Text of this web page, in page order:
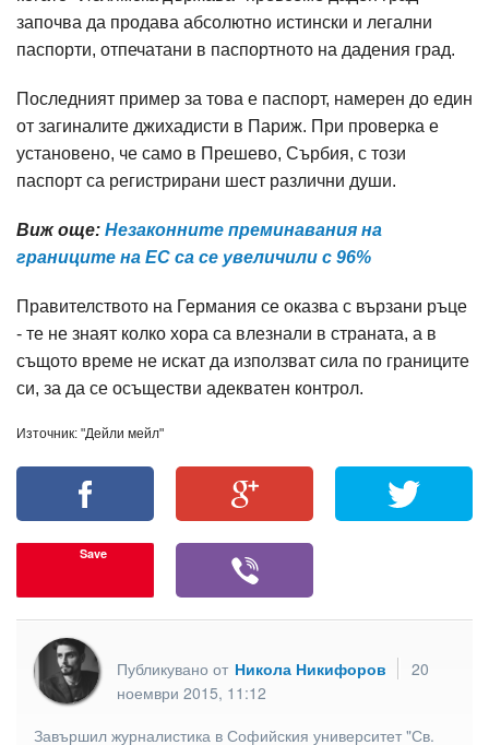
започва да продава абсолютно истински и легални
паспорти, отпечатани в паспортното на дадения град.
Последният пример за това е паспорт, намерен до един
от загиналите джихадисти в Париж. При проверка е
установено, че само в Прешево, Сърбия, с този
паспорт са регистрирани шест различни души.
Виж още: Незаконните преминавания на
границите на ЕС са се увеличили с 96%
Правителството на Германия се оказва с вързани ръце
- те не знаят колко хора са влезнали в страната, а в
същото време не искат да използват сила по границите
си, за да се осъществи адекватен контрол.
Източник: "Дейли мейл"
Save
Публикувано от Никола Никифоров
20
ноември 2015, 11:12
Завършил журналистика в Софийския университет "Св.